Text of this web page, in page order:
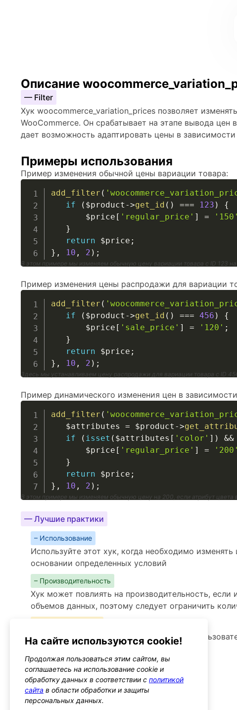
Описание
— Filter
Хук woocommerce_variation_prices позволяет
WooCommerce. Он срабатывает на этапе вывода цен
дает возможность адаптировать цены в
Примеры использования
Пример изменения обычной цены вариации товара:
add_filter (
if
( $product ->get_id ( ) === 123 )
{
$price [ 'regular_price' ] = '150'
}
return
$price ;
} , 10 , 2 ) ;
В этом примере мы изменяем обычную цену вариации товара с ID 123 на
Пример изменения цены распродажи для вариации
add_filter (
if
( $product ->get_id ( ) === 456 )
{
$price [ 'sale_price' ] = '120' ;
}
return
$price ;
} , 10 , 2 ) ;
Здесь мы устанавливаем цену распродажи для вариации товара с ID
Пример динамического изменения цен в
add_filter (
$attributes
= $product ->
if
( isset ( $attributes [ 'color' ] ) &&
$price [ 'regular_price' ] = '200'
}
return
$price ;
} , 10 , 2 ) ;
В этом примере мы изменяем обычную цену на 200, если атрибут цвета
— Лучшие практики
– Использование
Используйте этот хук, когда необходимо
основании определенных условий
– Производительность
Хук может повлиять на производительность, если
объемов данных, поэтому следует ограничить
Убедитесь, что изменения цен не вводят
соответствуют вашему бизнес-плану
Альтернативы
woocommerce_get_variation_prices
Тип: filter
На сайте используются cookie!
Продолжая пользоваться этим сайтом, вы
соглашаетесь на использование cookie и
обработку данных в соответствии с политикой
сайта в области обработки и защиты
персональных данных.